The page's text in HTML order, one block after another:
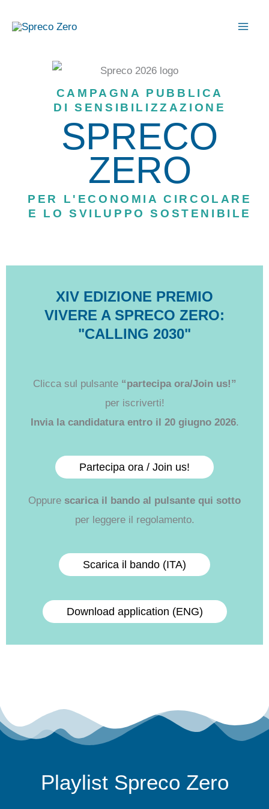
CAMPAGNA PUBBLICA
DI SENSIBILIZZAZIONE
SPRECO
ZERO
PER L'ECONOMIA CIRCOLARE
E LO SVILUPPO SOSTENIBILE
XIV EDIZIONE PREMIO
VIVERE A SPRECO ZERO:
"CALLING 2030"
Clicca sul pulsante “partecipa ora/Join us!”
per iscriverti!
Invia la candidatura entro il 20 giugno 2026.
Partecipa ora / Join us!
Oppure scarica il bando al pulsante qui sotto
per leggere il regolamento.
Scarica il bando (ITA)
Download application (ENG)
Playlist Spreco Zero